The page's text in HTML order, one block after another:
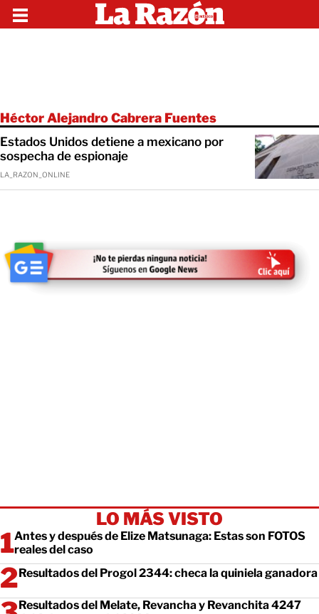
Héctor Alejandro Cabrera Fuentes
Estados Unidos detiene a mexicano por
sospecha de espionaje
LA_RAZON_ONLINE
LO MÁS VISTO
Antes y después de Elize Matsunaga: Estas son FOTOS
reales del caso
Resultados del Progol 2344: checa la quiniela ganadora
Resultados del Melate, Revancha y Revanchita 4247